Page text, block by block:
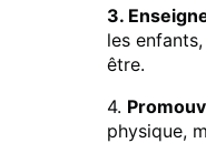
3.
les
être.
4.
physique,